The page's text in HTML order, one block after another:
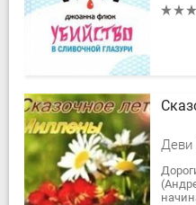
Деви